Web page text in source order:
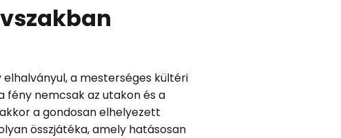
a mesterséges kültéri
fény nemcsak az utakon és a
a gondosan elhelyezett
összjátéka, amely hatásosan